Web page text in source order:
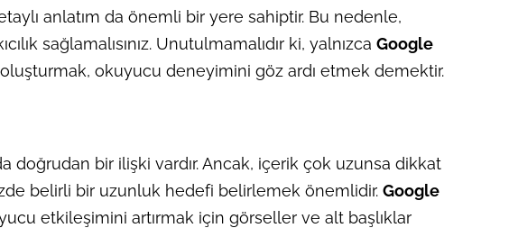
anlatım da önemli bir yere sahiptir. Bu nedenle,
sağlamalısınız. Unutulmamalıdır ki, yalnızca Google
okuyucu deneyimini göz ardı etmek demektir.
doğrudan bir ilişki vardır. Ancak, içerik çok uzunsa dikkat
belirli bir uzunluk hedefi belirlemek önemlidir. Google
etkileşimini artırmak için görseller ve alt başlıklar